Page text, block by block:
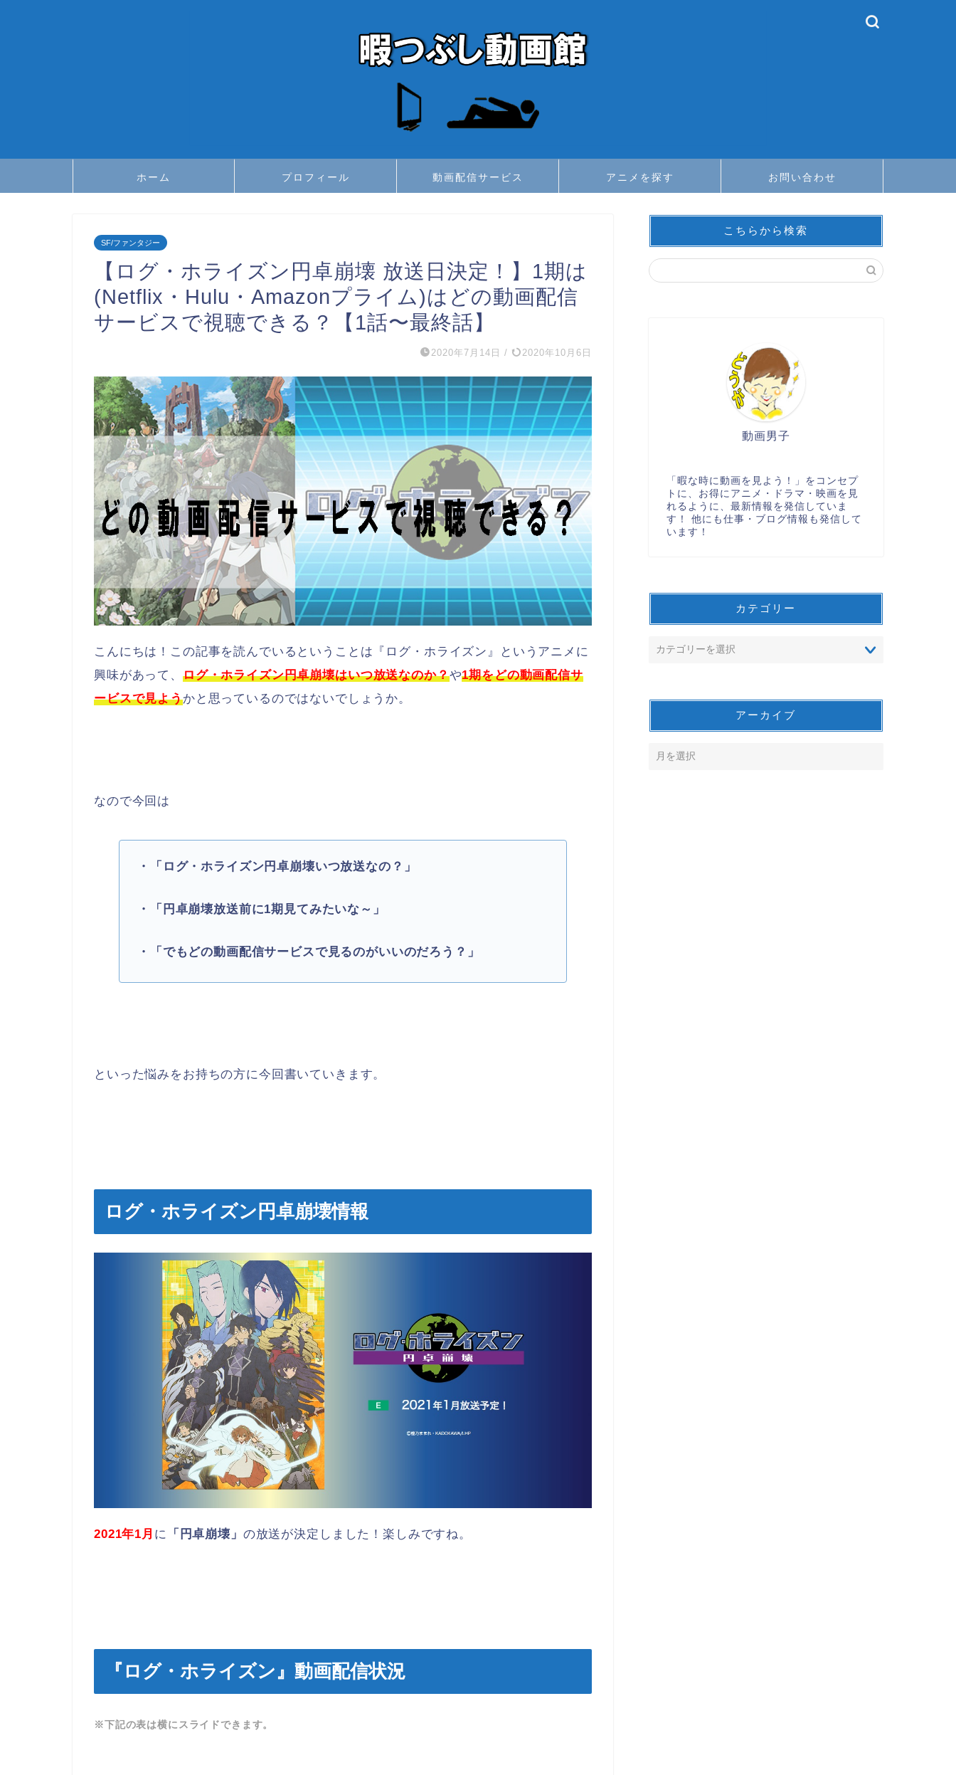
ホーム プロフィール 動画配信サービス アニメを探す お問い合わせ
SF/ファンタジー
【ログ・ホライズン円卓崩壊 放送日決定！】1期は
(Netflix・Hulu・Amazonプライム)はどの動画配信
サービスで視聴できる？【1話〜最終話】
2020年7月14日 / 2020年10月6日
こんにちは！この記事を読んでいるということは『ログ・ホライズン』というアニメに
興味があって、 ログ・ホライズン円卓崩壊はいつ放送なのか？や1期をどの動画配信サ
ービスで見ようかと思っているのではないでしょうか。
なので今回は
・「ログ・ホライズン円卓崩壊いつ放送なの？」
・「円卓崩壊放送前に1期見てみたいな～」
・「でもどの動画配信サービスで見るのがいいのだろう？」
といった悩みをお持ちの方に今回書いていきます。
ログ・ホライズン円卓崩壊情報
2021年1月 に 「円卓崩壊」 の放送が決定しました！楽しみですね。
『ログ・ホライズン』動画配信状況
※下記の表は横にスライドできます。
こちらから検索
動画男子
「暇な時に動画を見よう！」をコンセプ
トに、お得にアニメ・ドラマ・映画を見
れるように、最新情報を発信していま
す！ 他にも仕事・ブログ情報も発信して
います！
カテゴリー
アーカイブ